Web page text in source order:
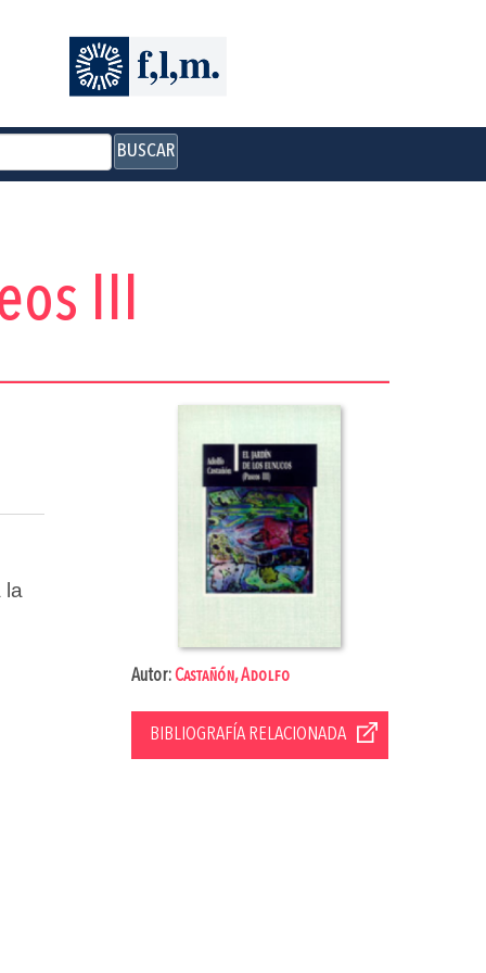
BUSCAR
III
Autor:Castañón, Adolfo
BIBLIOGRAFÍA RELACIONADA
la